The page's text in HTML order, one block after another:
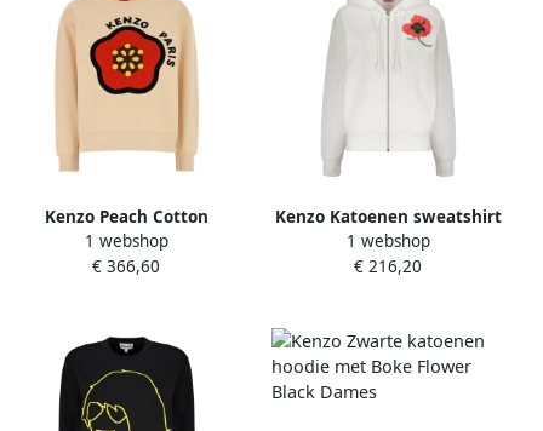
Kenzo Peach Cotton
Sweatshirt Orange Dames
1 webshop
€ 366,60
Kenzo Katoenen sweatshirt
met volledige rits en
capuchon White Dames
1 webshop
€ 216,20